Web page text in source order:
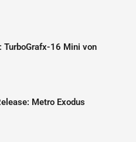
TurboGrafx-16 Mini von
Metro Exodus